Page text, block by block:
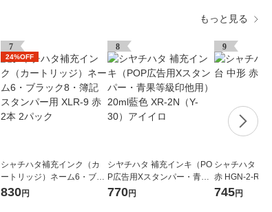
もっと見る
7
24%OFF
シャチハタ補充インク（カ
ートリッジ）ネーム6・ブラ
ック8・簿記スタンパー用 X
830円
8
シヤチハタ 補充インキ（PO
P広告用Xスタンパー・青果
等級印他用）20ml藍色 XR-2
770円
9
シャチハタ ス
赤 HGN-2-R
745円